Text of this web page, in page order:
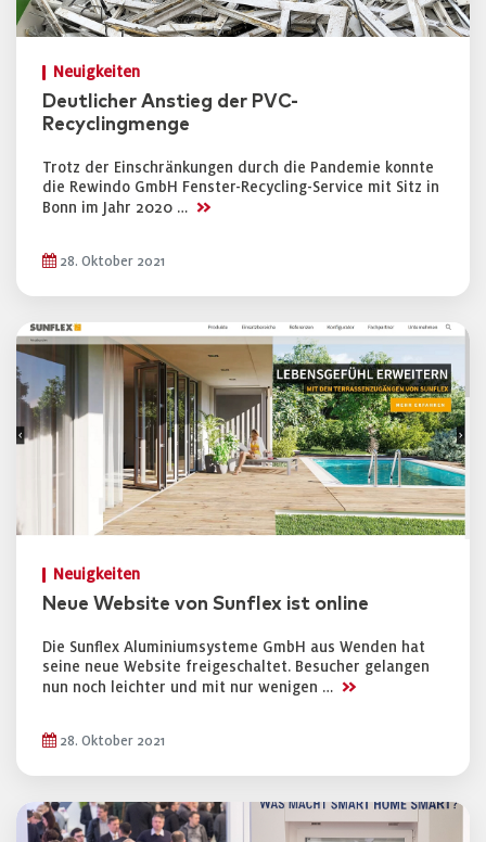
Neuigkeiten
Deutlicher Anstieg der PVC-
Recyclingmenge
Trotz der Einschränkungen durch die Pandemie konnte
die Rewindo GmbH Fenster-Recycling-Service mit Sitz in
Bonn im Jahr 2020 … >>
28. Oktober 2021
Neuigkeiten
Neue Website von Sunflex ist online
Die Sunflex Aluminiumsysteme GmbH aus Wenden hat
seine neue Website freigeschaltet. Besucher gelangen
nun noch leichter und mit nur wenigen … >>
28. Oktober 2021